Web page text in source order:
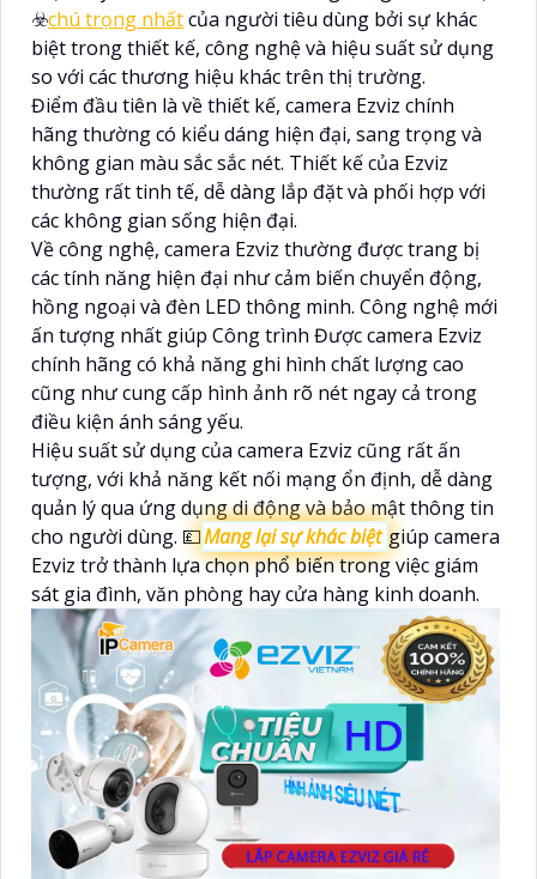
☣️chú trọng nhấtcủa người tiêu dùng bởi sự khác
biệt trong thiết kế, công nghệ và hiệu suất sử dụng
so với các thương hiệu khác trên thị trường.
Điểm đầu tiên là về thiết kế, camera Ezviz chính
hãng thường có kiểu dáng hiện đại, sang trọng và
không gian màu sắc sắc nét. Thiết kế của Ezviz
thường rất tinh tế, dễ dàng lắp đặt và phối hợp với
các không gian sống hiện đại.
Về công nghệ, camera Ezviz thường được trang bị
các tính năng hiện đại như cảm biến chuyển động,
hồng ngoại và đèn LED thông minh. Công nghệ mới
ấn tượng nhất giúp Công trình Được camera Ezviz
chính hãng có khả năng ghi hình chất lượng cao
cũng như cung cấp hình ảnh rõ nét ngay cả trong
điều kiện ánh sáng yếu.
Hiệu suất sử dụng của camera Ezviz cũng rất ấn
tượng, với khả năng kết nối mạng ổn định, dễ dàng
quản lý qua ứng dụng di động và bảo mật thông tin
cho người dùng. 💷Mang lại sự khác biệt giúp camera
Ezviz trở thành lựa chọn phổ biến trong việc giám
sát gia đình, văn phòng hay cửa hàng kinh doanh.